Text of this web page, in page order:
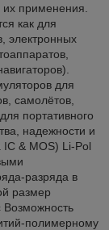
применения.
как для
электронных
для
самолётов,
портативного
надежности и
& MOS) Li-Pol
разряда в
размер
Возможность
полимерному